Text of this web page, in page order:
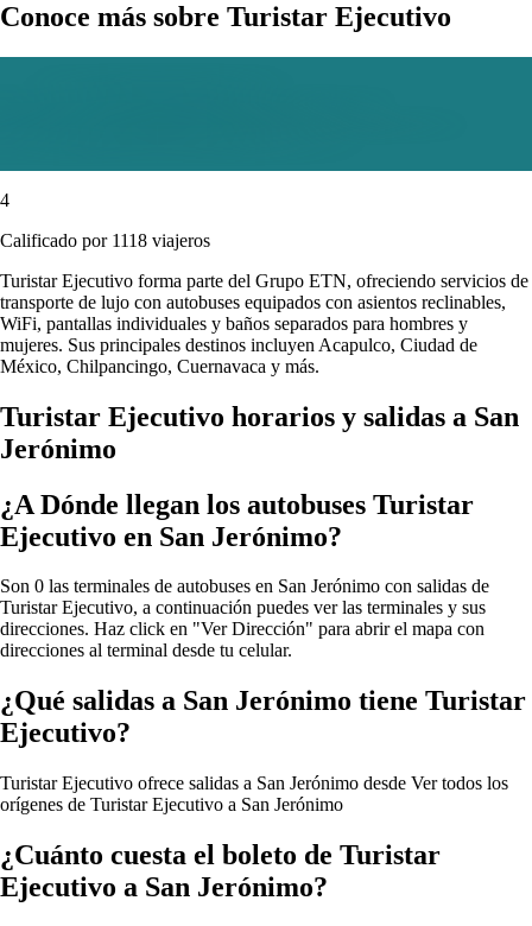
Conoce más sobre Turistar Ejecutivo
4
Calificado por 1118 viajeros
Turistar Ejecutivo forma parte del Grupo ETN, ofreciendo servicios de
transporte de lujo con autobuses equipados con asientos reclinables,
WiFi, pantallas individuales y baños separados para hombres y
mujeres. Sus principales destinos incluyen Acapulco, Ciudad de
México, Chilpancingo, Cuernavaca y más.
Turistar Ejecutivo horarios y salidas a San
Jerónimo
¿A Dónde llegan los autobuses Turistar
Ejecutivo en San Jerónimo?
Son 0 las terminales de autobuses en San Jerónimo con salidas de
Turistar Ejecutivo, a continuación puedes ver las terminales y sus
direcciones. Haz click en "Ver Dirección" para abrir el mapa con
direcciones al terminal desde tu celular.
¿Qué salidas a San Jerónimo tiene Turistar
Ejecutivo?
Turistar Ejecutivo ofrece salidas a San Jerónimo desde Ver todos los
orígenes de Turistar Ejecutivo a San Jerónimo
¿Cuánto cuesta el boleto de Turistar
Ejecutivo a San Jerónimo?